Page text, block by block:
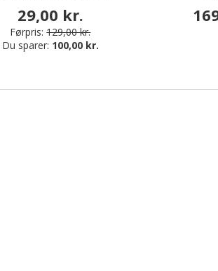
29,00 kr.
Førpris: 129,00 kr.
Du sparer: 100,00 kr.